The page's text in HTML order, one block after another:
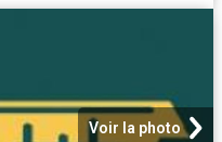
Voir la photo